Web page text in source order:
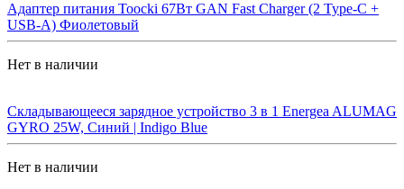
Адаптер питания Toocki 67Вт GAN Fast Charger (2 Type-C +
USB-A) Фиолетовый
Нет в наличии
Складывающееся зарядное устройство 3 в 1 Energea ALUMAG
GYRO 25W, Синий | Indigo Blue
Нет в наличии